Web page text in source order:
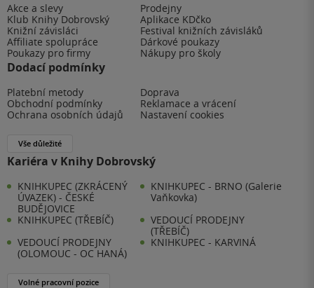
Akce a slevy
Prodejny
Klub Knihy Dobrovský
Aplikace KDčko
Knižní závisláci
Festival knižních závisláků
Affiliate spolupráce
Dárkové poukazy
Poukazy pro firmy
Nákupy pro školy
Dodací podmínky
Platební metody
Doprava
Obchodní podmínky
Reklamace a vrácení
Ochrana osobních údajů
Nastavení cookies
Vše důležité
Kariéra v Knihy Dobrovský
KNIHKUPEC (ZKRÁCENÝ
ÚVAZEK) - ČESKÉ
BUDĚJOVICE
KNIHKUPEC - BRNO (Galerie
Vaňkovka)
KNIHKUPEC (TŘEBÍČ)
VEDOUCÍ PRODEJNY
(TŘEBÍČ)
VEDOUCÍ PRODEJNY
(OLOMOUC - OC HANÁ)
KNIHKUPEC - KARVINÁ
Volné pracovní pozice